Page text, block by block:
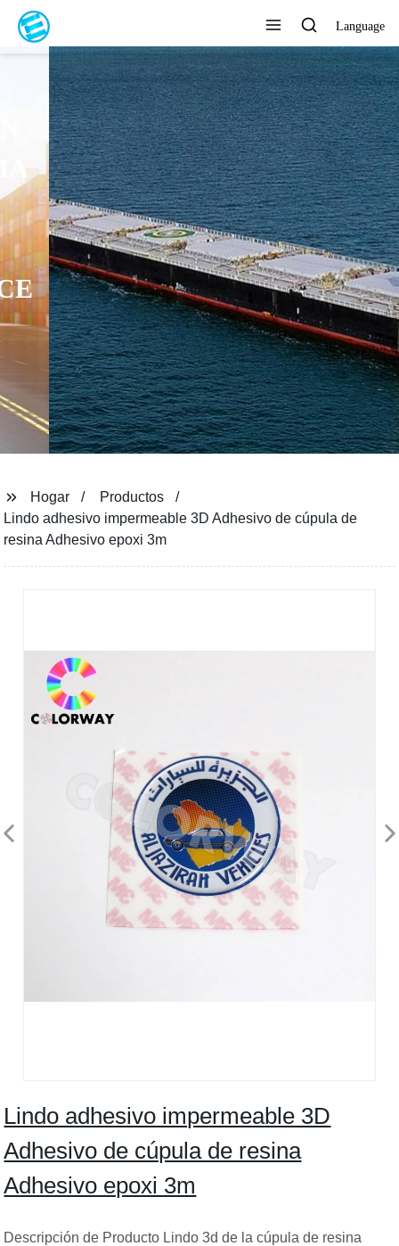
Language
ENTREGA RÁPIDA, EN 7 DÍAS
Ver todos los productos
Hogar
Productos
Lindo adhesivo impermeable 3D Adhesivo de cúpula de
resina Adhesivo epoxi 3m
Lindo adhesivo impermeable 3D
Adhesivo de cúpula de resina
Adhesivo epoxi 3m
Descripción de Producto Lindo 3d de la cúpula de resina